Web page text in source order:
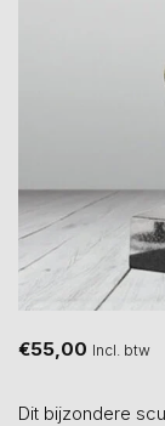
€55,00 Incl. btw
Dit bijzondere